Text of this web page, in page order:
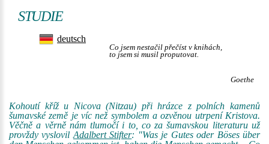
STUDIE
deutsch
Co jsem nestačil přečíst v knihách,
to jsem si musil proputovat.
Goethe
Kohoutí kříž u Nicova (Nitzau) při hrázce z polních kamenů
šumavské země je víc než symbolem a ozvěnou utrpení Kristova.
Věčně a věrně nám tlumočí i to, co za šumavskou literaturu už
provždy vyslovil Adalbert Stifter: "Was je Gutes oder Böses über